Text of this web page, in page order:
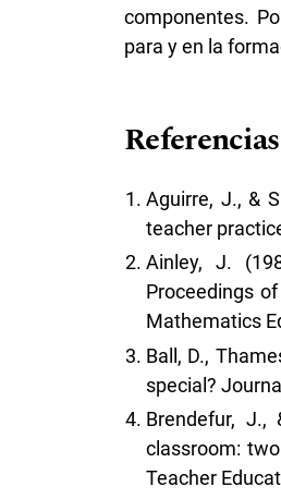
componentes.
para y en la
Referencias
Aguirre, J., &
teacher
Ainley, J.
Proceedings
Mathematics
Ball, D.,
special?
Brendefur, J.,
classroom:
Teacher